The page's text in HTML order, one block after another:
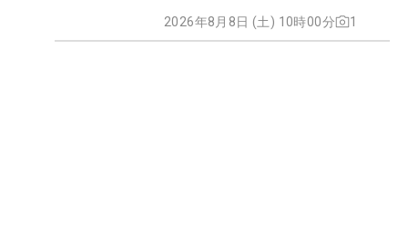
2026年8月8日 (土) 10時00分 1